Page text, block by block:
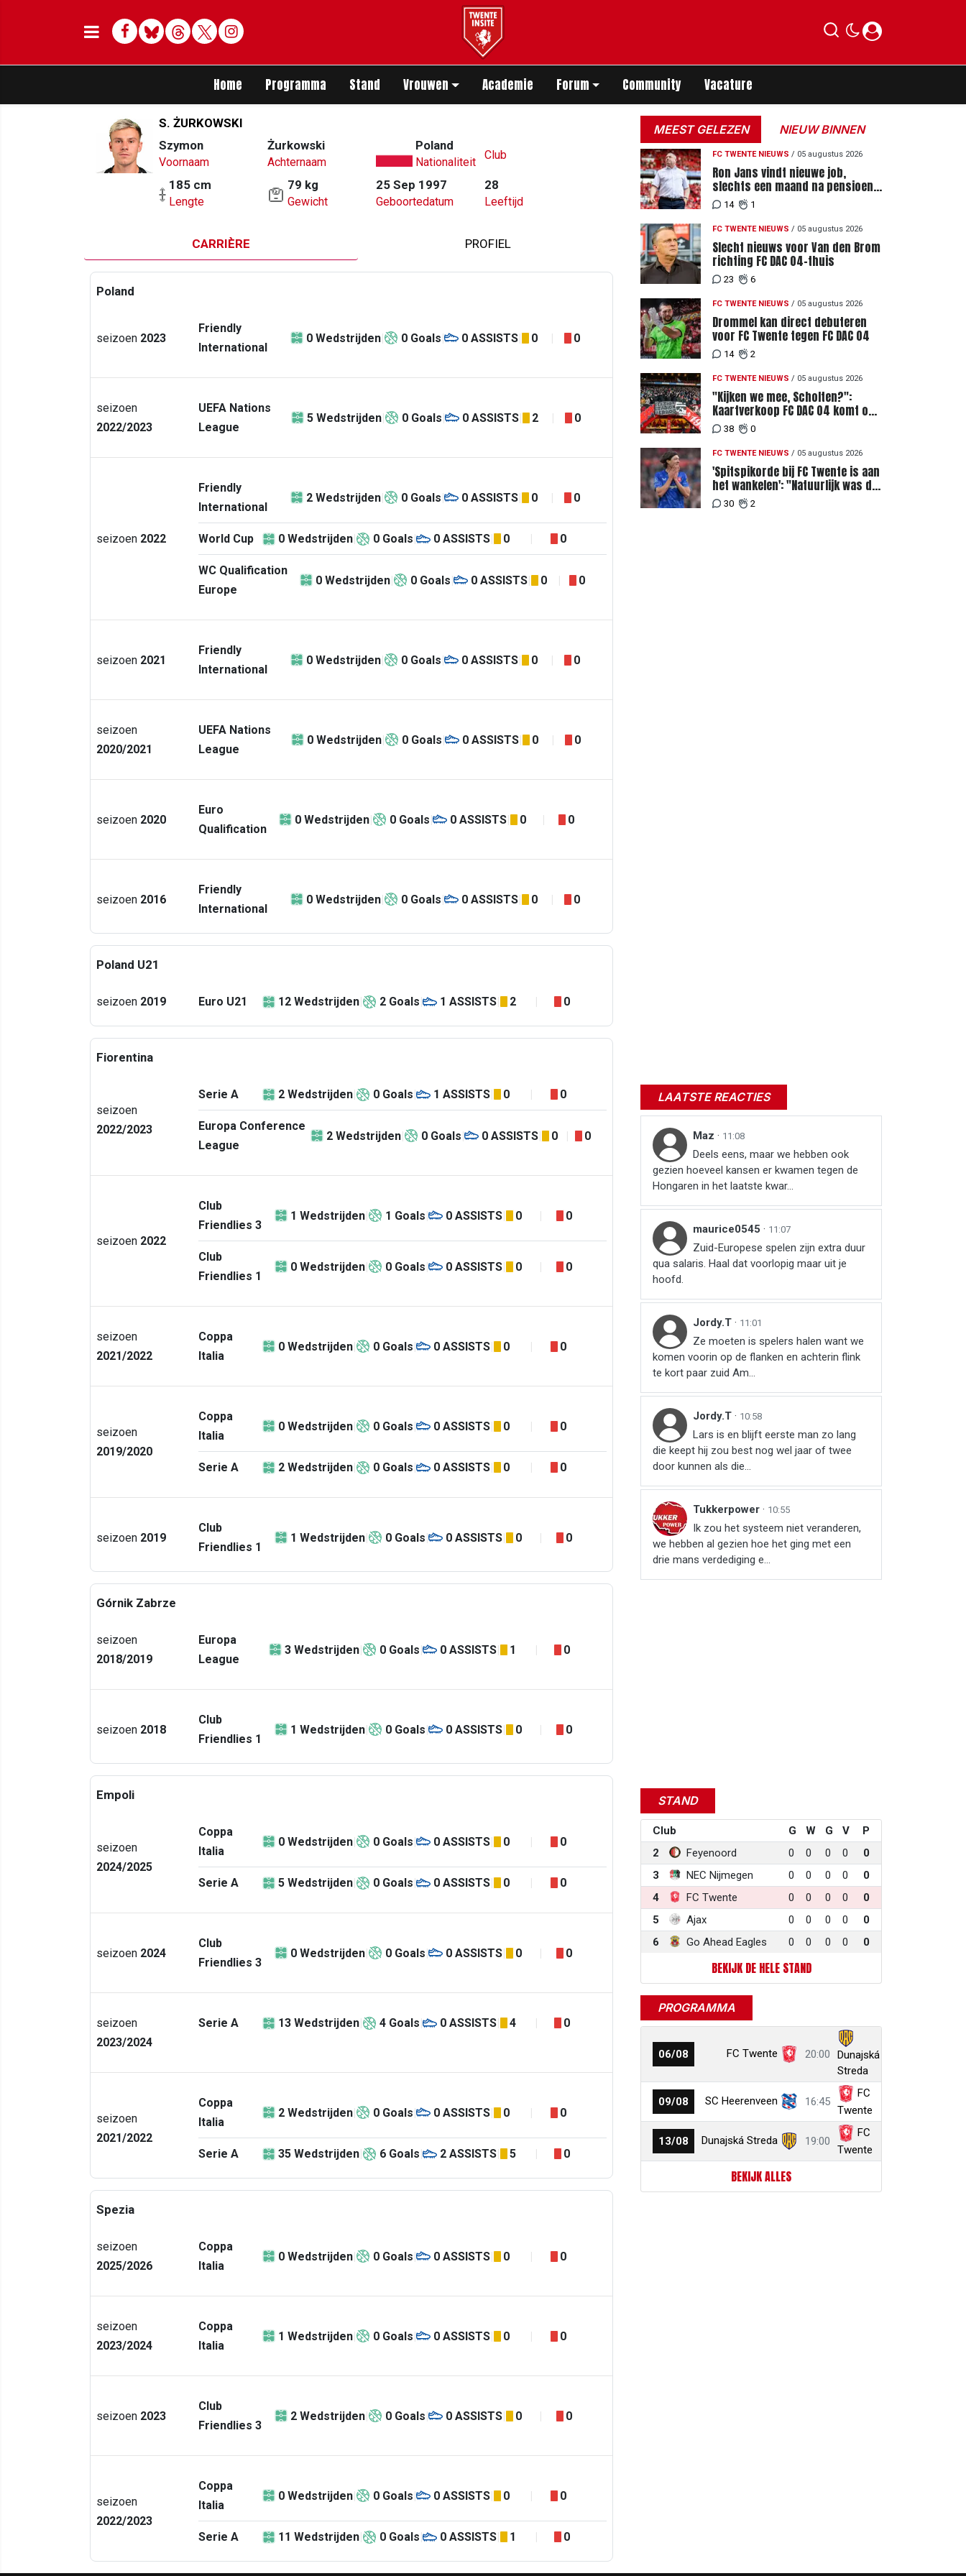
Facebook
BlueskyThreadsTwitterDelen op Whatsapp
Home Programma Stand Vrouwen Academie Forum Community Vacature
S. ŻURKOWSKI
Szymon
Voornaam
Żurkowski
Achternaam
Poland
Nationaliteit
Club
185 cm
Lengte
79 kg
Gewicht
25 Sep 1997
Geboortedatum
28
Leeftijd
CARRIÈRE PROFIEL
Poland
seizoen 2023
Friendly
International
0 Wedstrijden 0 Goals 0 ASSISTS 0 0
seizoen
2022/2023
UEFA Nations
League
5 Wedstrijden 0 Goals 0 ASSISTS 2 0
seizoen 2022
Friendly
International
2 Wedstrijden 0 Goals 0 ASSISTS 0 0
World Cup 0 Wedstrijden 0 Goals 0 ASSISTS 0 0
WC Qualification
Europe
0 Wedstrijden 0 Goals 0 ASSISTS 0 0
seizoen 2021
Friendly
International
0 Wedstrijden 0 Goals 0 ASSISTS 0 0
seizoen
2020/2021
UEFA Nations
League
0 Wedstrijden 0 Goals 0 ASSISTS 0 0
seizoen 2020
Euro
Qualification
0 Wedstrijden 0 Goals 0 ASSISTS 0 0
seizoen 2016
Friendly
International
0 Wedstrijden 0 Goals 0 ASSISTS 0 0
Poland U21
seizoen 2019 Euro U21 12 Wedstrijden 2 Goals 1 ASSISTS 2 0
Fiorentina
seizoen
2022/2023
Serie A 2 Wedstrijden 0 Goals 1 ASSISTS 0 0
Europa Conference
League
2 Wedstrijden 0 Goals 0 ASSISTS 0 0
seizoen 2022
Club
Friendlies 3
1 Wedstrijden 1 Goals 0 ASSISTS 0 0
Club
Friendlies 1
0 Wedstrijden 0 Goals 0 ASSISTS 0 0
seizoen
2021/2022
Coppa
Italia
0 Wedstrijden 0 Goals 0 ASSISTS 0 0
seizoen
2019/2020
Coppa
Italia
0 Wedstrijden 0 Goals 0 ASSISTS 0 0
Serie A 2 Wedstrijden 0 Goals 0 ASSISTS 0 0
seizoen 2019
Club
Friendlies 1
1 Wedstrijden 0 Goals 0 ASSISTS 0 0
Górnik Zabrze
seizoen
2018/2019
Europa
League
3 Wedstrijden 0 Goals 0 ASSISTS 1 0
seizoen 2018
Club
Friendlies 1
1 Wedstrijden 0 Goals 0 ASSISTS 0 0
Empoli
seizoen
2024/2025
Coppa
Italia
0 Wedstrijden 0 Goals 0 ASSISTS 0 0
Serie A 5 Wedstrijden 0 Goals 0 ASSISTS 0 0
seizoen 2024
Club
Friendlies 3
0 Wedstrijden 0 Goals 0 ASSISTS 0 0
seizoen
2023/2024
Serie A 13 Wedstrijden 4 Goals 0 ASSISTS 4 0
seizoen
2021/2022
Coppa
Italia
2 Wedstrijden 0 Goals 0 ASSISTS 0 0
Serie A 35 Wedstrijden 6 Goals 2 ASSISTS 5 0
Spezia
seizoen
2025/2026
Coppa
Italia
0 Wedstrijden 0 Goals 0 ASSISTS 0 0
seizoen
2023/2024
Coppa
Italia
1 Wedstrijden 0 Goals 0 ASSISTS 0 0
seizoen 2023
Club
Friendlies 3
2 Wedstrijden 0 Goals 0 ASSISTS 0 0
seizoen
2022/2023
Coppa
Italia
0 Wedstrijden 0 Goals 0 ASSISTS 0 0
Serie A 11 Wedstrijden 0 Goals 0 ASSISTS 1 0
MEEST GELEZEN NIEUW BINNEN
FC TWENTE NIEUWS / 05 augustus 2026
Ron Jans vindt nieuwe job,
slechts een maand na pensioen
als hoofdtrainer
14 1
FC TWENTE NIEUWS / 05 augustus 2026
Slecht nieuws voor Van den Brom
richting FC DAC 04-thuis
23 6
FC TWENTE NIEUWS / 05 augustus 2026
Drommel kan direct debuteren
voor FC Twente tegen FC DAC 04
14 2
FC TWENTE NIEUWS / 05 augustus 2026
"Kijken we mee, Scholten?":
Kaartverkoop FC DAC 04 komt op
gang, supporters niet blij met
ticketprijzen
38 0
FC TWENTE NIEUWS / 05 augustus 2026
'Spitspikorde bij FC Twente is aan
het wankelen': "Natuurlijk was dat
een signaal"
30 2
LAATSTE REACTIES
Maz · 11:08
Deels eens, maar we hebben ook
gezien hoeveel kansen er kwamen tegen de
Hongaren in het laatste kwar...
maurice0545 · 11:07
Zuid-Europese spelen zijn extra duur
qua salaris. Haal dat voorlopig maar uit je
hoofd.
Jordy.T · 11:01
Ze moeten is spelers halen want we
komen voorin op de flanken en achterin flink
te kort paar zuid Am...
Jordy.T · 10:58
Lars is en blijft eerste man zo lang
die keept hij zou best nog wel jaar of twee
door kunnen als die...
Tukkerpower · 10:55
Ik zou het systeem niet veranderen,
we hebben al gezien hoe het ging met een
drie mans verdediging e...
STAND
Club G W G V
P
2
Feyenoord 0 0 0 0
0
3
NEC Nijmegen 0 0 0 0
0
4
FC Twente 0 0 0 0
0
5
Ajax 0 0 0 0
0
6
Go Ahead Eagles 0 0 0 0 0
BEKIJK DE HELE STAND
PROGRAMMA
06/08 FC Twente 20:00
Dunajská
Streda
09/08 SC Heerenveen 16:45
FC
Twente
13/08 Dunajská Streda 19:00
FC
Twente
BEKIJK ALLES